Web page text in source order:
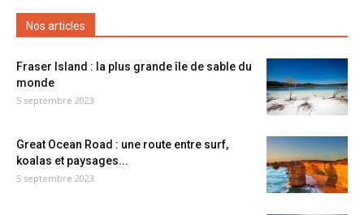
Nos articles
Fraser Island : la plus grande île de sable du
monde
5 septembre 2023
Great Ocean Road : une route entre surf,
koalas et paysages...
5 septembre 2023